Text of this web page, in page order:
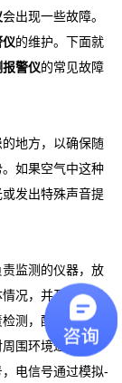
会出现一些故障。
仪的维护。下面就
报警仪的常见故障
地方，以确保随
如果空气中这种
发出特殊声音提
监测的仪器，放
况，并及时反馈
测，配备有专门
围环境进行感
电信号通过模拟-